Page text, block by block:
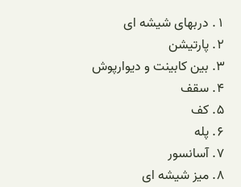
دربهای شیشه ای
پارتیشن
بین کابینت و دیوارپوش
سقف
کف
پله
آسانسور
میز شیشه ای